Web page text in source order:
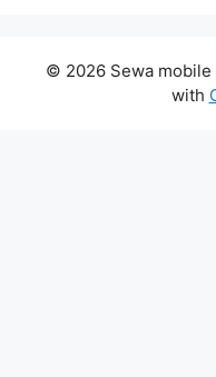
© 2026 Sewa
with